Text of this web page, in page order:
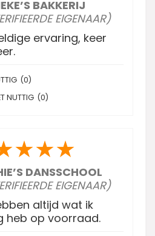
BAKKERIJ
EIGENAAR)
ervaring, keer
(0)
NUTTIG (0)
★★★
DANSSCHOOL
EIGENAAR)
altijd wat ik
heb op voorraad.